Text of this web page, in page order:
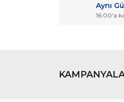
Ürün resmi
Aynı
16:00'a